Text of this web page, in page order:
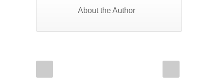
About the Author